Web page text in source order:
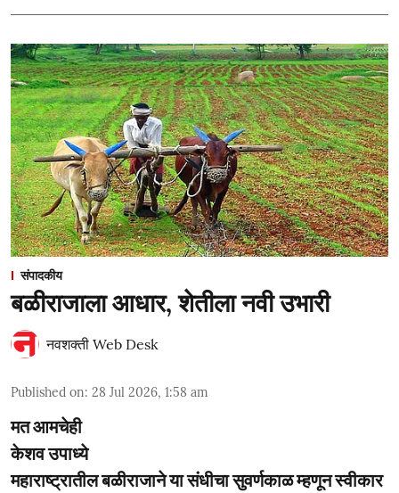
संपादकीय
बळीराजाला आधार, शेतीला नवी उभारी
नवशक्ती Web Desk
Published on: 28 Jul 2026, 1:58 am
मत आमचेही
केशव उपाध्ये
महाराष्ट्रातील बळीराजाने या संधीचा सुवर्णकाळ म्हणून स्वीकार